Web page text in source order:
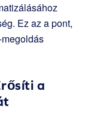
Ez az a pont,
a